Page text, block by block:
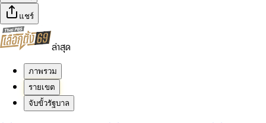
แชร์
ล่าสุด
ภาพรวม
รายเขต
จับขั้วรัฐบาล
0